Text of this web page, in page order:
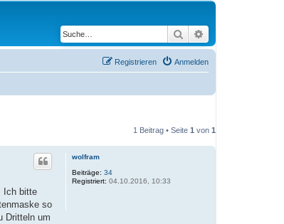
Suche
Anmelden
Registrieren
1 Beitrag • Seite 1 von 1
wolfram
Beiträge: 34
Registriert: 04.10.2016, 10:33
Ich bitte
so
Dritteln um